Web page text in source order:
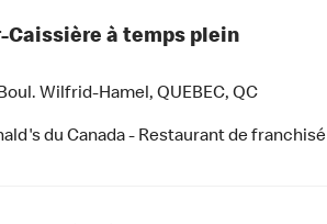
Caissière à temps plein
Wilfrid-Hamel, QUEBEC, QC
du Canada - Restaurant de franchisé